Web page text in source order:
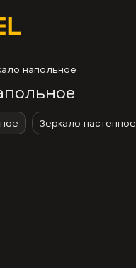
напольное
Зеркало настенное